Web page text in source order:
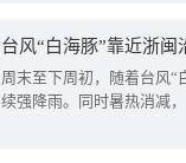
台风“白海豚”靠近浙
周末至下周初，随着台风“
续强降雨。同时暑热消减